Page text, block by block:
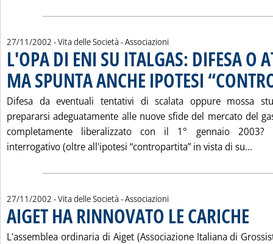
27/11/2002 - Vita delle Società - Associazioni
L'OPA DI ENI SU ITALGAS: DIFESA O
MA SPUNTA ANCHE IPOTESI
Difesa da eventuali tentativi di scalata oppure mossa
prepararsi adeguatamente alle nuove sfide del mercato del
completamente liberalizzato con il 1° gennaio 2003?
interrogativo (oltre all'ipotesi “contropartita” in vista di su...
27/11/2002 - Vita delle Società - Associazioni
AIGET HA RINNOVATO LE CARICHE
L'assemblea ordinaria di Aiget (Associazione Italiana di